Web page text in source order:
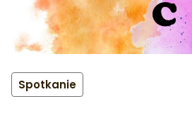
Spotkanie